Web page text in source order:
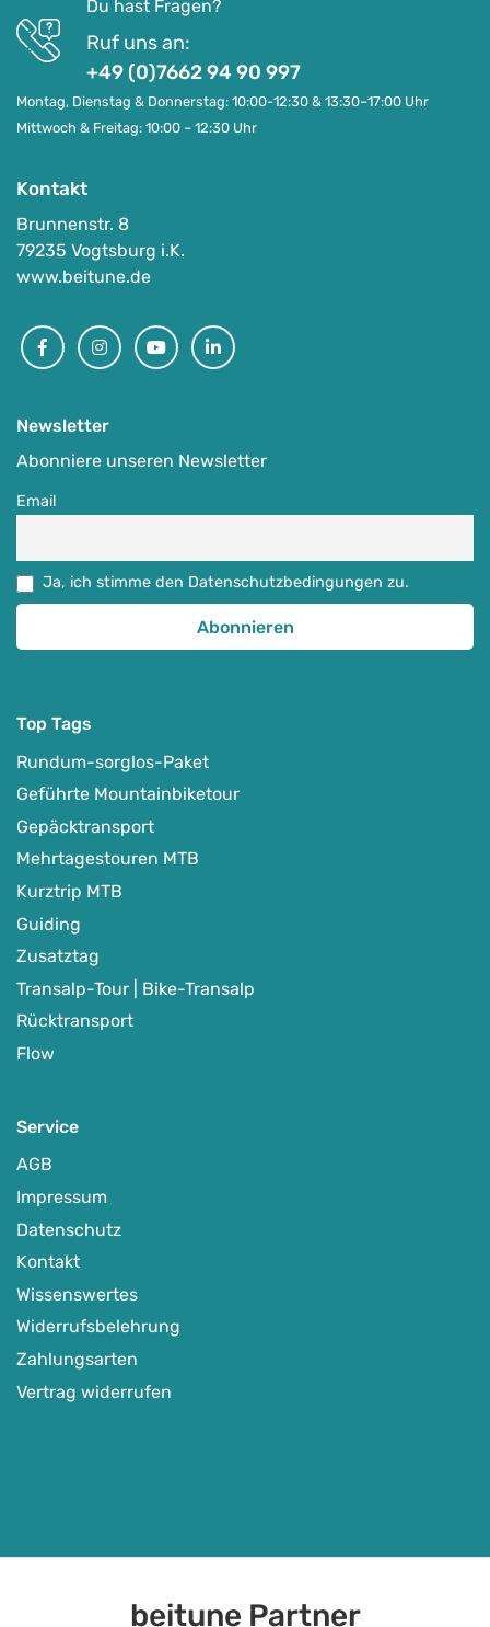
Du hast Fragen?
Ruf uns an:
+49 (0)7662 94 90 997
Montag, Dienstag & Donnerstag: 10:00-12:30 & 13:30–17:00 Uhr
Mittwoch & Freitag: 10:00 – 12:30 Uhr
Kontakt
Brunnenstr. 8
79235 Vogtsburg i.K.
www.beitune.de
FacebookInstagramYoutubeLinkedin
Newsletter
Abonniere unseren Newsletter
Email
Ja, ich stimme den Datenschutzbedingungen zu.
Top Tags
Rundum-sorglos-Paket
Geführte Mountainbiketour
Gepäcktransport
Mehrtagestouren MTB
Kurztrip MTB
Guiding
Zusatztag
Transalp-Tour | Bike-Transalp
Rücktransport
Flow
Service
AGB
Impressum
Datenschutz
Kontakt
Wissenswertes
Widerrufsbelehrung
Zahlungsarten
Vertrag widerrufen
beitune Partner